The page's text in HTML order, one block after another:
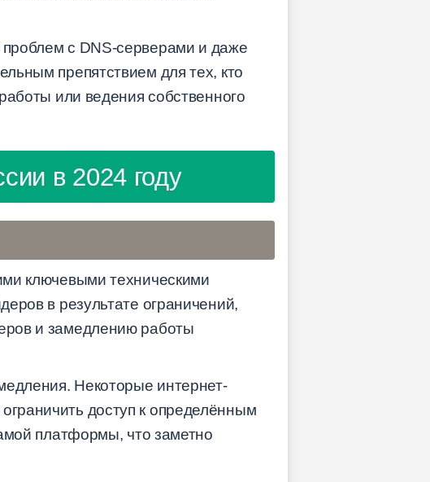
с DNS-серверами и даже
препятствием для тех, кто
или ведения собственного
в 2024 году
ключевыми техническими
в результате ограничений,
и замедлению работы
Некоторые интернет-
доступ к определённым
платформы, что заметно